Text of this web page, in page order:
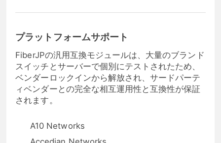
プラットフォームサポート
FiberJPの汎用互換モジュールは、大量のブランド
スイッチとサーバーで個別にテストされたため、
ベンダーロックインから解放され、サードパーテ
ィベンダーとの完全な相互運用性と互換性が保証
されます。
A10 Networks